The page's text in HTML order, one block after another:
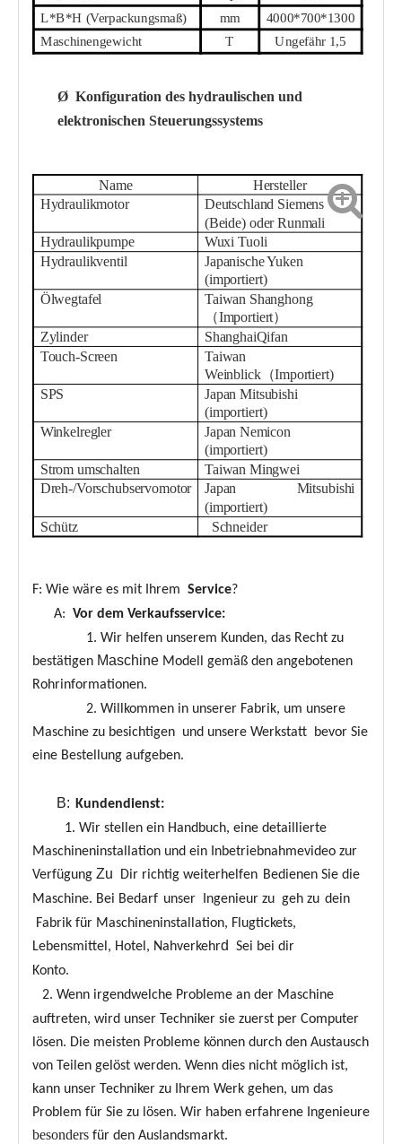
L*B*H (Verpackungsmaß)
mm
4000*700*1300
Maschinengewicht
T Ungefähr 1,5
Ø Konfiguration des hydraulischen und
elektronischen Steuerungssystems
Name
Hersteller
Hydraulikmotor
Deutschland Siemens
(Beide) oder Runmali
Hydraulikpumpe
Wuxi Tuoli
Hydraulikventil
Japanische Yuken
(importiert)
Ölwegtafel
Taiwan Shanghong
（Importiert）
Zylinder ShanghaiQifan
Touch-Screen
Taiwan
Weinblick（Importiert)
SPS Japan Mitsubishi
(importiert)
Winkelregler
Japan Nemicon
(importiert)
Strom umschalten
Taiwan Mingwei
Dreh-/Vorschubservomotor
Japan Mitsubishi
(importiert)
Schütz
Schneider
F: Wie wäre es mit Ihrem Service?
A: Vor dem Verkaufsservice:
1. Wir helfen unserem Kunden, das Recht zu
bestätigen Maschine Modell gemäß den angebotenen
Rohrinformationen.
2. Willkommen in unserer Fabrik, um unsere
Maschine zu besichtigen und unsere Werkstatt bevor Sie
eine Bestellung aufgeben.
B: Kundendienst:
1. Wir stellen ein Handbuch, eine detaillierte
Maschineninstallation und ein Inbetriebnahmevideo zur
Verfügung Zu Dir richtig weiterhelfen Bedienen Sie die
Maschine. Bei Bedarf unser Ingenieur zu geh zu dein
Fabrik für Maschineninstallation, Flugtickets,
Lebensmittel, Hotel, Nahverkehrd
Sei bei dir
Konto.
2. Wenn irgendwelche Probleme an der Maschine
auftreten, wird unser Techniker sie zuerst per Computer
lösen. Die meisten Probleme können durch den Austausch
von Teilen gelöst werden. Wenn dies nicht möglich ist,
kann unser Techniker zu Ihrem Werk gehen, um das
Problem für Sie zu lösen. Wir haben erfahrene Ingenieure
besonders für den Auslandsmarkt.